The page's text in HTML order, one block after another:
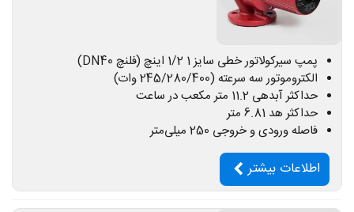
پمپ سیرکولاتور خطی سایز 1 1/2 اینچ (فلنچ DN40)
الکتروموتور سه سرعته (245/280/400 وات)
حداکثر آبدهی 11.2 متر مکعب در ساعت
حداکثر هد 6.81 متر
فاصله ورودی و خروجی 250 میلی‌متر
اطلاعات بیشتر